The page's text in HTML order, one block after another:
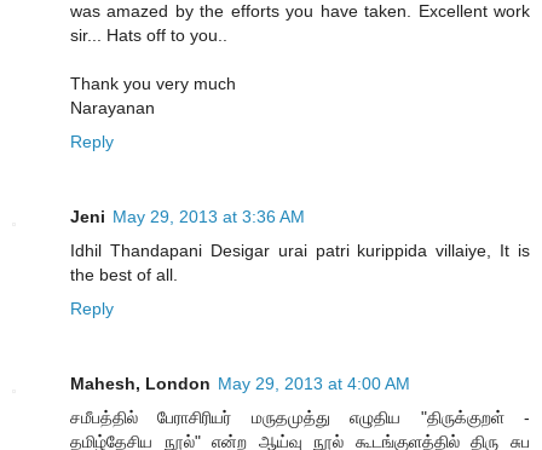
was amazed by the efforts you have taken. Excellent work
sir... Hats off to you..
Thank you very much
Narayanan
Reply
Jeni May 29, 2013 at 3:36 AM
Idhil Thandapani Desigar urai patri kurippida villaiye, It is
the best of all.
Reply
Mahesh, London May 29, 2013 at 4:00 AM
சமீபத்தில் பேராசிரியர் மருதமுத்து எழுதிய "திருக்குறள் -
தமிழ்தேசிய நூல்" என்ற ஆய்வு நூல் கூடங்குளத்தில் திரு சுப